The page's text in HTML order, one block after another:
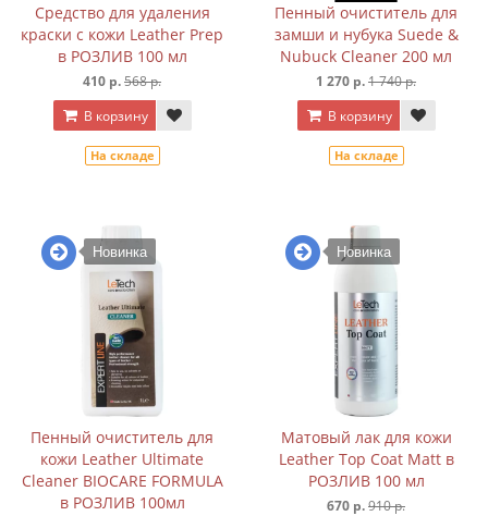
Средство для удаления
краски с кожи Leather Prep
в РОЗЛИВ 100 мл
410 р.568 р.
В корзину
На складе
Пенный очиститель для
замши и нубука Suede &
Nubuck Cleaner 200 мл
1 270 р.1 740 р.
В корзину
На складе
Новинка
Пенный очиститель для
кожи Leather Ultimate
Cleaner BIOCARE FORMULA
в РОЗЛИВ 100мл
Новинка
Матовый лак для кожи
Leather Top Coat Matt в
РОЗЛИВ 100 мл
670 р.910 р.